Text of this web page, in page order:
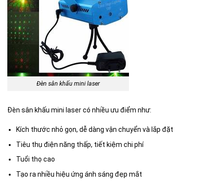
Đèn sân khấu mini laser
Đèn sân khấu mini laser có nhiều ưu điểm như:
Kích thước nhỏ gọn, dễ dàng vận chuyển và lắp đặt
Tiêu thụ điện năng thấp, tiết kiệm chi phí
Tuổi thọ cao
Tạo ra nhiều hiệu ứng ánh sáng đẹp mắt